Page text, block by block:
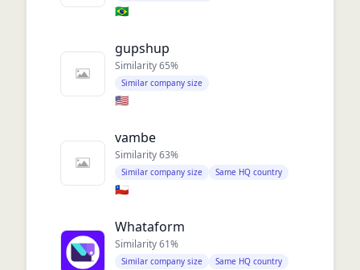
🇧🇷
gupshup
Similarity65%
Similar company size
🇺🇸
vambe
Similarity63%
Similar company size Same HQ country
🇨🇱
Whataform
Similarity61%
Similar company size Same HQ country